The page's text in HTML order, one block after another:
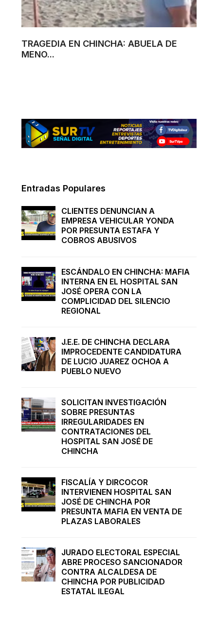
TRAGEDIA EN CHINCHA: ABUELA DE
MENO...
Entradas Populares
CLIENTES DENUNCIAN A
EMPRESA VEHICULAR YONDA
POR PRESUNTA ESTAFA Y
COBROS ABUSIVOS
ESCÁNDALO EN CHINCHA: MAFIA
INTERNA EN EL HOSPITAL SAN
JOSÉ OPERA CON LA
COMPLICIDAD DEL SILENCIO
REGIONAL
J.E.E. DE CHINCHA DECLARA
IMPROCEDENTE CANDIDATURA
DE LUCIO JUAREZ OCHOA A
PUEBLO NUEVO
SOLICITAN INVESTIGACIÓN
SOBRE PRESUNTAS
IRREGULARIDADES EN
CONTRATACIONES DEL
HOSPITAL SAN JOSÉ DE
CHINCHA
FISCALÍA Y DIRCOCOR
INTERVIENEN HOSPITAL SAN
JOSÉ DE CHINCHA POR
PRESUNTA MAFIA EN VENTA DE
PLAZAS LABORALES
JURADO ELECTORAL ESPECIAL
ABRE PROCESO SANCIONADOR
CONTRA ALCALDESA DE
CHINCHA POR PUBLICIDAD
ESTATAL ILEGAL